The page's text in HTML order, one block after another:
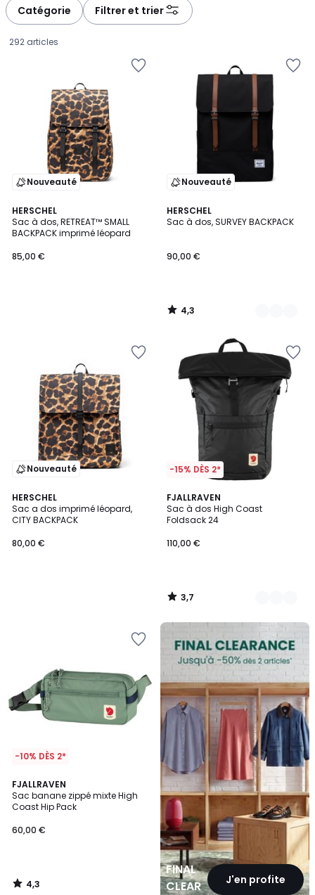
Catégorie Filtrer et trier
292 articles
Nouveauté
HERSCHEL
Sac à dos, RETREAT™ SMALL
BACKPACK imprimé léopard
€.
85,00 €
Nouveauté
HERSCHEL
Sac à dos, SURVEY BACKPACK
90,00 €
4,3
/ 5
2
Couleurs
4,3
/
Nouveauté
HERSCHEL
Sac a dos imprimé léopard,
CITY BACKPACK
80,00 €
-15% DÈS 2*
FJALLRAVEN
Sac à dos High Coast
Foldsack 24
110,00 €
3,7
/ 5
2
Couleurs
3,7
/
-10% DÈS 2*
FJALLRAVEN
Sac banane zippé mixte High
Coast Hip Pack
60,00 €
4,3
/ 5
4,3
/
FINAL
CLEARANCEJ'en profite
FINAL
CLEARANCE